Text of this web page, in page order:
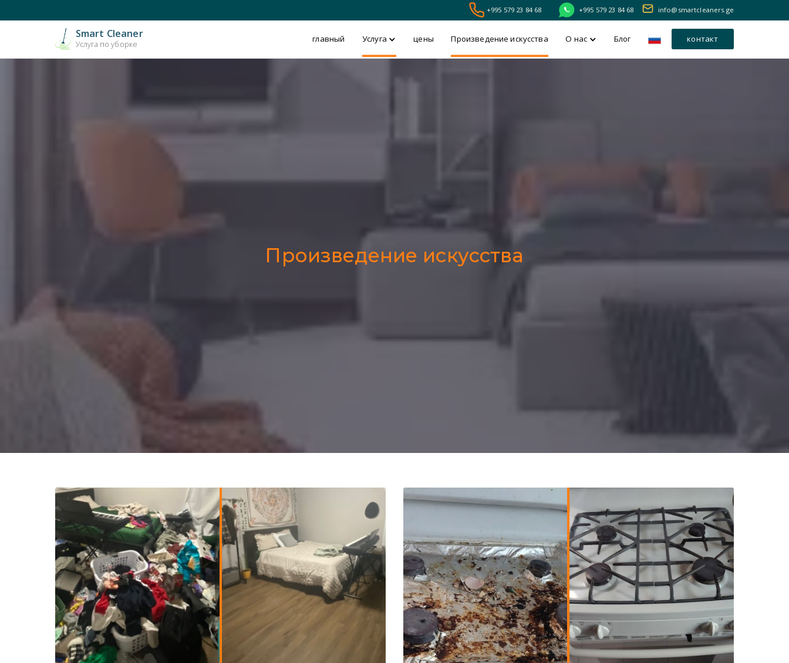
+995 579 23 84 68 +995 579 23 84 68 info@smartcleaners.ge
Smart Cleaner
Услуга по уборке главный Услуга цены Произведение искусства О нас Блог контакт
Произведение искусства